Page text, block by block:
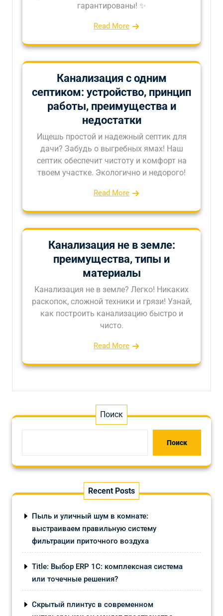
гарантированы! ✨
Read More
Канализация с одним
септиком: устройство, принцип
работы, преимущества и
недостатки
Ищешь простой и надежный септик для
дачи? Забудь о выгребных ямах! Наш
септик обеспечит чистоту и комфорт на
твоем участке. Экологично и недорого!
Read More
Канализация не в земле:
преимущества, типы и
материалы
Канализация не в земле? Легко! Никаких
раскопок, сложной техники и грязи! Узнай,
как построить канализацию быстро и
чисто.
Read More
Поиск
Поиск
Recent Posts
Пыль и уличный шум в комнате:
выстраиваем правильную систему
фильтрации приточного воздуха
Title: Выбор ERP 1С: комплексная система
или точечные решения?
Скрытый плинтус в современном